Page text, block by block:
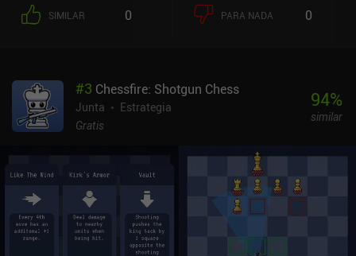
SIMILAR 0 PARA NADA 0
#3 Chessfire: Shotgun Chess
Junta
Estrategia
Gratis
94%
similar